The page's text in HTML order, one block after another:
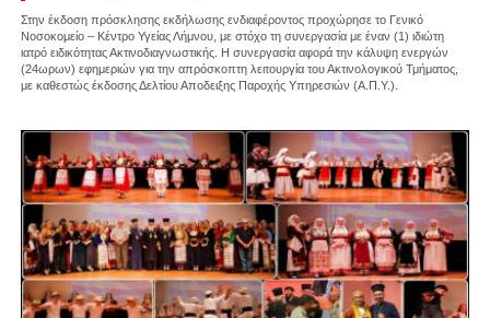
Στην έκδοση πρόσκλησης εκδήλωσης ενδιαφέροντος προχώρησε το Γενικό
Νοσοκομείο – Κέντρο Υγείας Λήμνου, με στόχο τη συνεργασία με έναν (1) ιδιώτη
ιατρό ειδικότητας Ακτινοδιαγνωστικής. Η συνεργασία αφορά την κάλυψη ενεργών
(24ωρων) εφημεριών για την απρόσκοπτη λειτουργία του Ακτινολογικού Τμήματος,
με καθεστώς έκδοσης Δελτίου Αποδειξης Παροχής Υπηρεσιών (Α.Π.Υ.).